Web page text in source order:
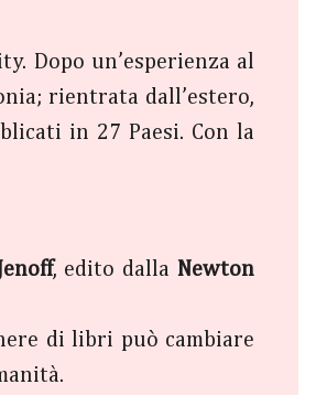
Dopo un’esperienza al
rientrata dall’estero,
in 27 Paesi. Con la
, edito dalla Newton
di libri può cambiare